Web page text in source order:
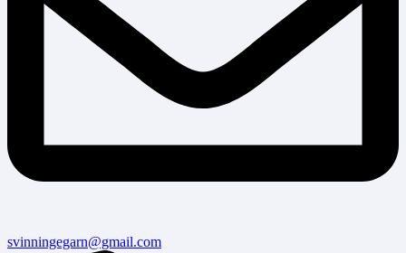
svinningegarn@gmail.com